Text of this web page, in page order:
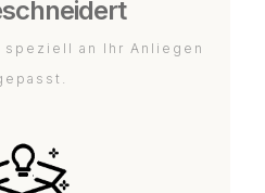
an Ihr Anliegen